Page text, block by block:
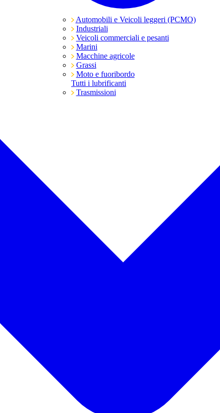
Automobili e Veicoli leggeri (PCMO)
Industriali
Veicoli commerciali e pesanti
Marini
Macchine agricole
Grassi
Moto e fuoribordo
Tutti i lubrificanti
Trasmissioni